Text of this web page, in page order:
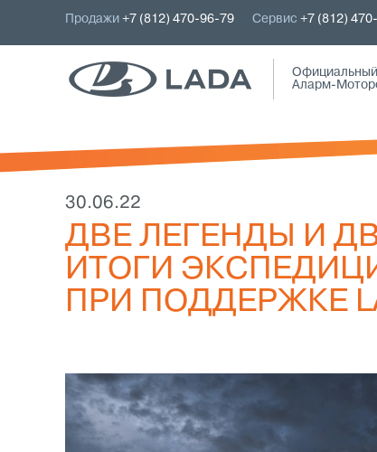
Продажи +7 (812) 470-96-79 Сервис +7 (812)
Аларм-
30.06.22
ДВЕ ЛЕГЕНДЫ И
ИТОГИ
ПРИ ПОДДЕРЖКЕ